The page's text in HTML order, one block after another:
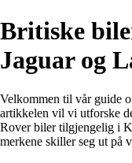
Britiske
Jaguar og
Velkommen til vår guide
artikkelen vil vi utforske
Rover biler tilgjengelig i
merkene skiller seg ut på